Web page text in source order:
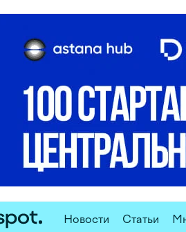
Новости Статьи